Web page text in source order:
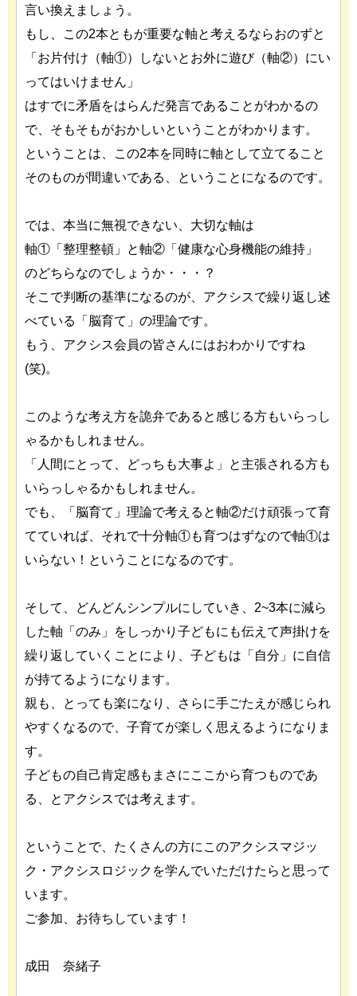
言い換えましょう。
もし、この2本ともが重要な軸と考えるならおのずと
「お片付け（軸①）しないとお外に遊び（軸②）にい
ってはいけません」
はすでに矛盾をはらんだ発言であることがわかるの
で、そもそもがおかしいということがわかります。
ということは、この2本を同時に軸として立てること
そのものが間違いである、ということになるのです。
では、本当に無視できない、大切な軸は
軸①「整理整頓」と軸②「健康な心身機能の維持」
のどちらなのでしょうか・・・？
そこで判断の基準になるのが、アクシスで繰り返し述
べている「脳育て」の理論です。
もう、アクシス会員の皆さんにはおわかりですね
(笑)。
このような考え方を詭弁であると感じる方もいらっし
ゃるかもしれません。
「人間にとって、どっちも大事よ」と主張される方も
いらっしゃるかもしれません。
でも、「脳育て」理論で考えると軸②だけ頑張って育
てていれば、それで十分軸①も育つはずなので軸①は
いらない！ということになるのです。
そして、どんどんシンプルにしていき、2~3本に減ら
した軸「のみ」をしっかり子どもにも伝えて声掛けを
繰り返していくことにより、子どもは「自分」に自信
が持てるようになります。
親も、とっても楽になり、さらに手ごたえが感じられ
やすくなるので、子育てが楽しく思えるようになりま
す。
子どもの自己肯定感もまさにここから育つものであ
る、とアクシスでは考えます。
ということで、たくさんの方にこのアクシスマジッ
ク・アクシスロジックを学んでいただけたらと思って
います。
ご参加、お待ちしています！
成田 奈緒子